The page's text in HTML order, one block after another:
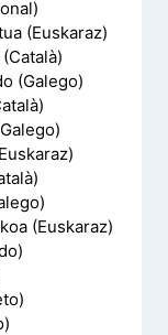
(Euskaraz)
(Galego)
(Euskaraz)